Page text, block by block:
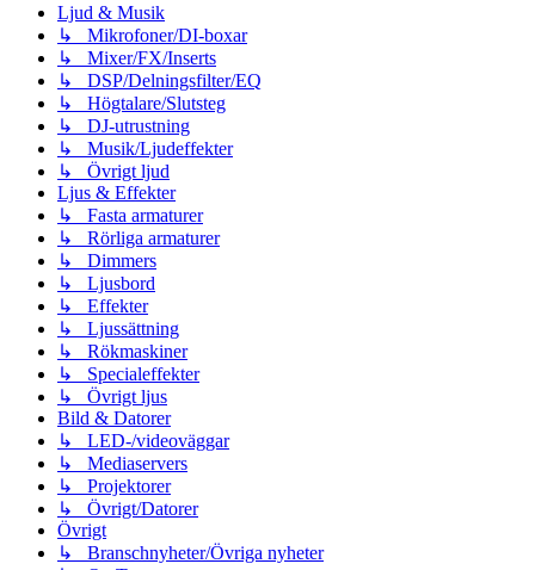
Ljud & Musik
↳ Mikrofoner/DI-boxar
↳ Mixer/FX/Inserts
↳ DSP/Delningsfilter/EQ
↳ Högtalare/Slutsteg
↳ DJ-utrustning
↳ Musik/Ljudeffekter
↳ Övrigt ljud
Ljus & Effekter
↳ Fasta armaturer
↳ Rörliga armaturer
↳ Dimmers
↳ Ljusbord
↳ Effekter
↳ Ljussättning
↳ Rökmaskiner
↳ Specialeffekter
↳ Övrigt ljus
Bild & Datorer
↳ LED-/videoväggar
↳ Mediaservers
↳ Projektorer
↳ Övrigt/Datorer
Övrigt
↳ Branschnyheter/Övriga nyheter